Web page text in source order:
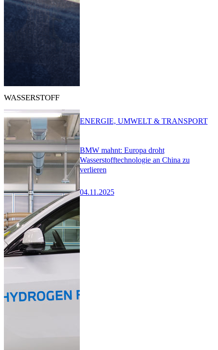
WASSERSTOFF
BMW mahnt: Europa droht
Wasserstofftechnologie an China zu
verlieren
04.11.2025
ENERGIE, UMWELT & TRANSPORT